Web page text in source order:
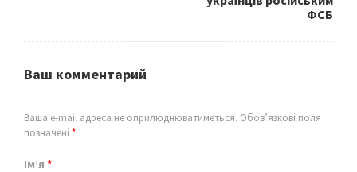
ФСБ
Ваш комментарий
Ваша e-mail адреса не оприлюднюватиметься. Обов’язкові поля
позначені *
Ім’я *